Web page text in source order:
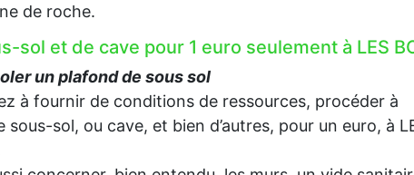
de roche.
sol et de cave pour 1 euro seulement à LES
un plafond de sous sol
à fournir de conditions de ressources, procéder à
sous-sol, ou cave, et bien d’autres, pour un euro, à